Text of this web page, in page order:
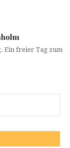
Ein freier Tag zum